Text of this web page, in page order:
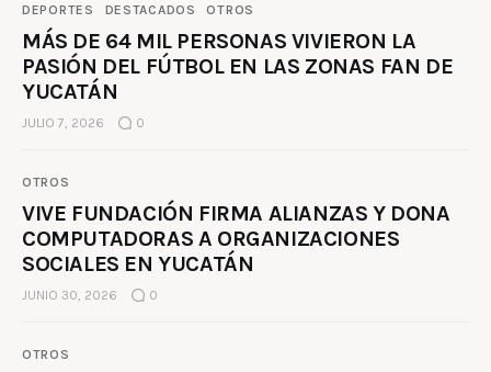
DEPORTES DESTACADOS OTROS
MÁS DE 64 MIL PERSONAS VIVIERON LA
PASIÓN DEL FÚTBOL EN LAS ZONAS FAN DE
YUCATÁN
JULIO 7, 2026 0
OTROS
VIVE FUNDACIÓN FIRMA ALIANZAS Y DONA
COMPUTADORAS A ORGANIZACIONES
SOCIALES EN YUCATÁN
JUNIO 30, 2026 0
OTROS